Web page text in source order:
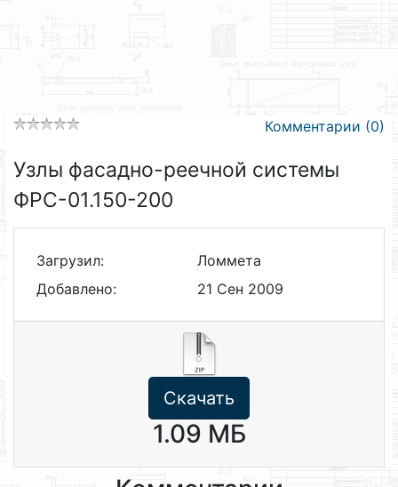
Комментарии (0)
Узлы фасадно-реечной системы
ФРС-01.150-200
Загрузил:
Ломмета
Добавлено:
21 Сен 2009
Скачать
1.09 МБ